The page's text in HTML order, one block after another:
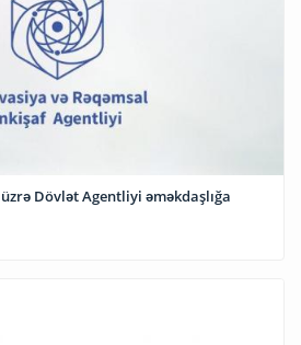
Dövlət Agentliyi əməkdaşlığa